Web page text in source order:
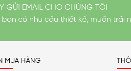
GỬI EMAIL CHO CHÚNG TÔI
bạn có nhu cầu thiết kế, muốn trải
MUA HÀNG